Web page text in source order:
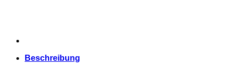
Menge
Beschreibung